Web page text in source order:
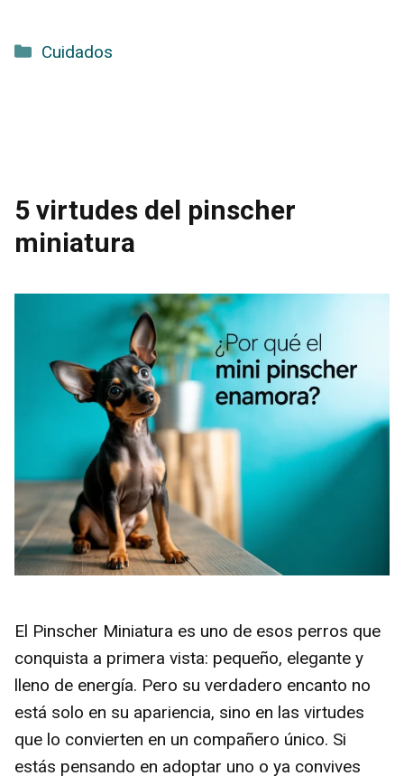
Categorías
Cuidados
5 virtudes del pinscher
miniatura
El Pinscher Miniatura es uno de esos perros que
conquista a primera vista: pequeño, elegante y
lleno de energía. Pero su verdadero encanto no
está solo en su apariencia, sino en las virtudes
que lo convierten en un compañero único. Si
estás pensando en adoptar uno o ya convives